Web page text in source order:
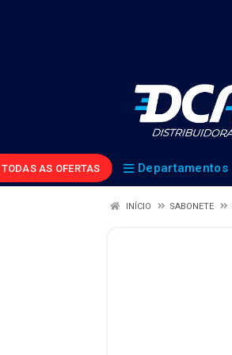
TODAS AS OFERTAS Departamentos
INÍCIO SABONETE